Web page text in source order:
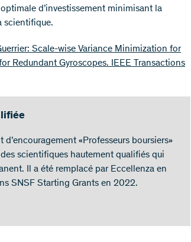
d’investissement minimisant la
scientifique.
Scale-wise Variance Minimization for
Redundant Gyroscopes. IEEE Transactions
«Professeurs boursiers»
scientifiques hautement qualifiés qui
Il a été remplacé par Eccellenza en
SNSF Starting Grants en 2022.